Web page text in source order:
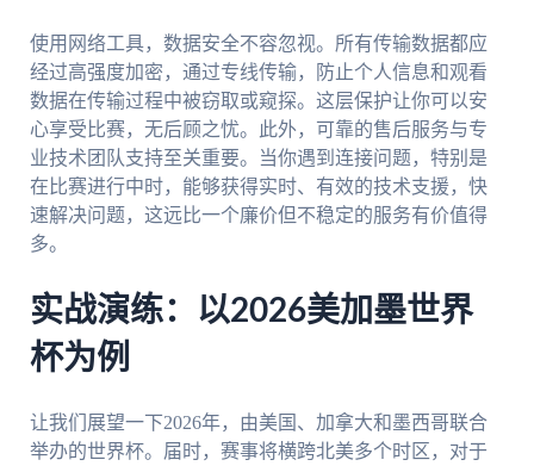
使用网络工具，数据安全不容忽视。所有传输数据都应
经过高强度加密，通过专线传输，防止个人信息和观看
数据在传输过程中被窃取或窥探。这层保护让你可以安
心享受比赛，无后顾之忧。此外，可靠的售后服务与专
业技术团队支持至关重要。当你遇到连接问题，特别是
在比赛进行中时，能够获得实时、有效的技术支援，快
速解决问题，这远比一个廉价但不稳定的服务有价值得
多。
实战演练：以2026美加墨世界
杯为例
让我们展望一下2026年，由美国、加拿大和墨西哥联合
举办的世界杯。届时，赛事将横跨北美多个时区，对于